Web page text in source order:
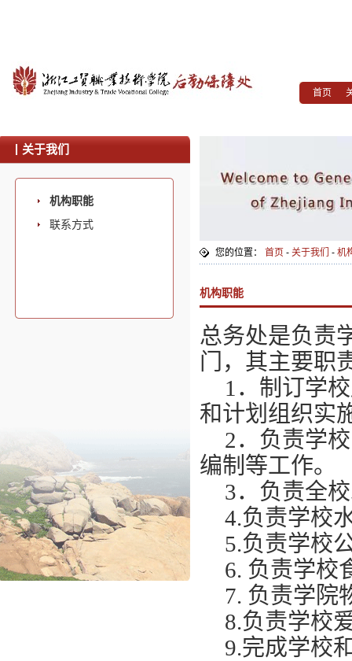
首页
关于我们
机构职能
联系方式
您的位置： 首页 - 关于我们 - 机
机构职能
总务处是负责
门，其主要职
1 ．制订学
和计划组织实
2．负责学
编制等工作。
3．负责全
4.负责学校
5.负责学校
6. 负责学校
7. 负责学院
8.负责学校
9.完成学校